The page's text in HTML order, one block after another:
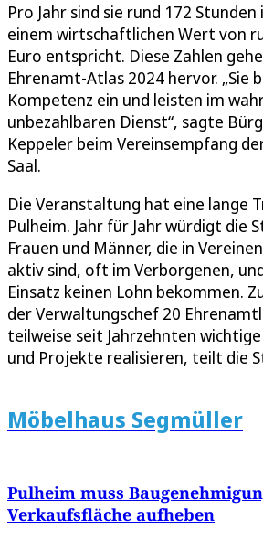
Pro Jahr sind sie rund 172
einem wirtschaftlichen Wert von
Euro entspricht. Diese Zahlen
Ehrenamt-Atlas 2024 hervor. „Sie
Kompetenz ein und leisten im
unbezahlbaren Dienst“, sagte
Keppeler beim Vereinsempfang
Saal.
Die Veranstaltung hat eine lange
Pulheim. Jahr für Jahr würdigt die
Frauen und Männer, die in
aktiv sind, oft im Verborgenen,
Einsatz keinen Lohn bekommen.
der Verwaltungschef 20
teilweise seit Jahrzehnten
und Projekte realisieren, teilt die
Möbelhaus Segmüller
Pulheim muss
Verkaufsfläche aufheben